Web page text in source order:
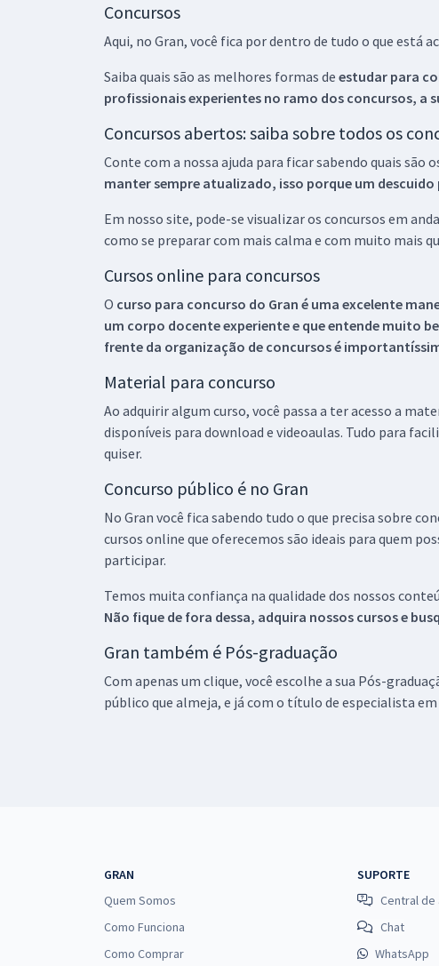
Concursos
Aqui, no Gran, você fica por dentro de tudo o que está
Saiba quais são as melhores formas de estudar para
profissionais experientes no ramo dos concursos, a
Concursos abertos: saiba sobre todos os
Conte com a nossa ajuda para ficar sabendo quais são
manter sempre atualizado, isso porque um
Em nosso site, pode-se visualizar os concursos em
como se preparar com mais calma e com muito mais
Cursos online para concursos
O curso para concurso do Gran é uma excelente
um corpo docente experiente e que entende muito
frente da organização de concursos é
Material para concurso
Ao adquirir algum curso, você passa a ter acesso a
disponíveis para download e videoaulas. Tudo para
quiser.
Concurso público é no Gran
No Gran você fica sabendo tudo o que precisa sobre
cursos online que oferecemos são ideais para quem
participar.
Temos muita confiança na qualidade dos nossos
Não fique de fora dessa, adquira nossos cursos e
Gran também é Pós-graduação
Com apenas um clique, você escolhe a sua Pós-
público que almeja, e já com o título de especialista em
GRAN
Quem Somos
Como Funciona
Como Comprar
SUPORTE
Central de
Chat
WhatsApp